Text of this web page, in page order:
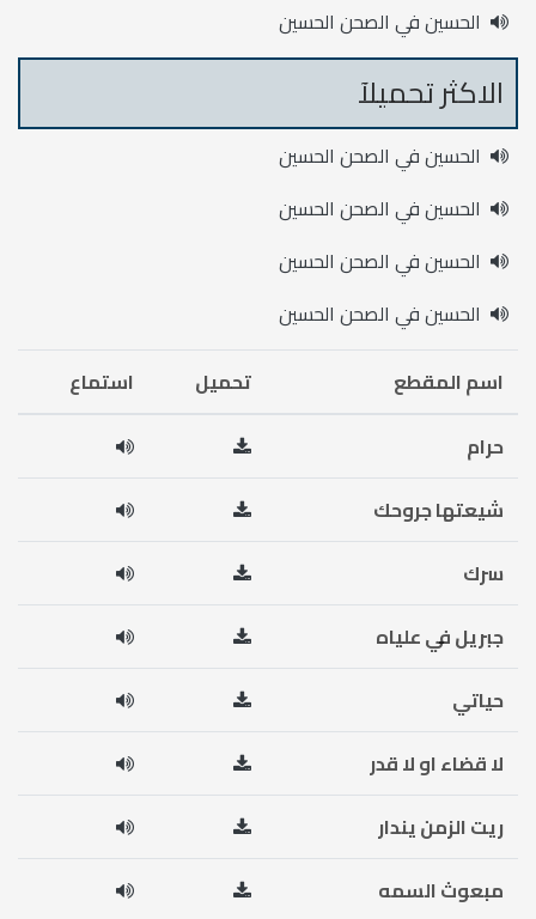
الحسين في الصحن الحسين
الاكثر تحميلآ
الحسين في الصحن الحسين
الحسين في الصحن الحسين
الحسين في الصحن الحسين
الحسين في الصحن الحسين
اسم المقطع
تحميل
استماع
حرام
شيعتها جروحك
سرك
جبريل في علياه
حياتي
لا قضاء او لا قدر
ريت الزمن يندار
مبعوث السمه